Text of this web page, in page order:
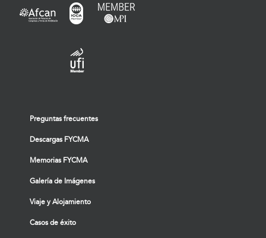
Preguntas frecuentes
Descargas FYCMA
Memorias FYCMA
Galería de Imágenes
Viaje y Alojamiento
Casos de éxito